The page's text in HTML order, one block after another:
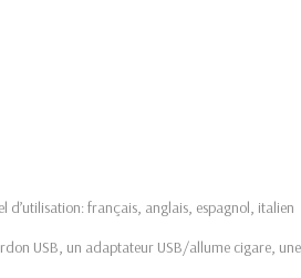
d’utilisation: français, anglais, espagnol, italien
USB, un adaptateur USB/allume cigare, une